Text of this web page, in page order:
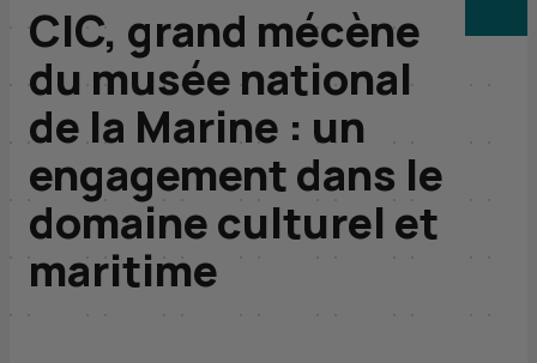
CIC, grand mécène
du musée national
de la Marine : un
engagement dans le
domaine culturel et
maritime